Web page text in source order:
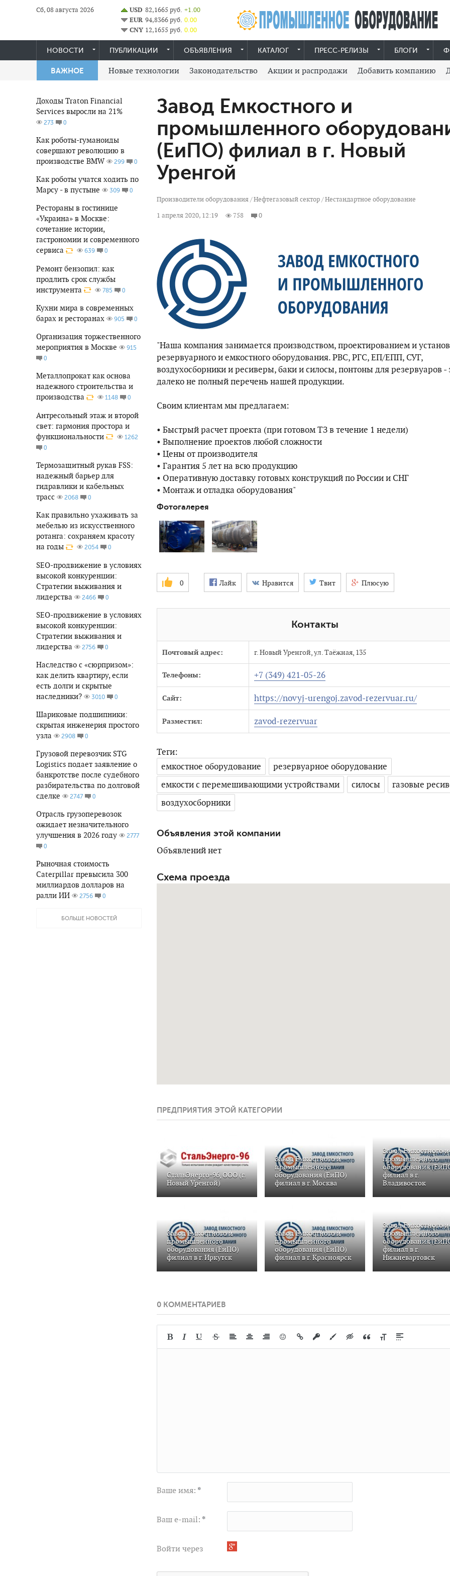
Сб, 08 августа 2026 USD 82,1665 руб. +1.00
EUR 94,8366 руб. 0.00
CNY 12,1655 руб. 0.00
НОВОСТИ ПУБЛИКАЦИИ ОБЪЯВЛЕНИЯ КАТАЛОГ ПРЕСС-РЕЛИЗЫ БЛОГИ
ВАЖНОЕ Новые технологии Законодательство Акции и распродажи Добавить компанию
Доходы Traton Financial
Services выросли на 21%
273 0
Как роботы-гуманоиды
совершают революцию в
производстве BMW
299 0
Как роботы учатся ходить по
Марсу - в пустыне
309 0
Рестораны в гостинице
«Украина» в Москве:
сочетание истории,
гастрономии и современного
сервиса
639 0
Ремонт бензопил: как
продлить срок службы
инструмента
785 0
Кухни мира в современных
барах и ресторанах
905 0
Организация торжественного
мероприятия в Москве
915
0
Металлопрокат как основа
надежного строительства и
производства
1148 0
Антресольный этаж и второй
свет: гармония простора и
функциональности
1262
0
Термозащитный рукав FSS:
надежный барьер для
гидравлики и кабельных
трасс
2068 0
Как правильно ухаживать за
мебелью из искусственного
ротанга: сохраняем красоту
на годы
2054 0
SEO-продвижение в условиях
высокой конкуренции:
Стратегии выживания и
лидерства
2466 0
SEO-продвижение в условиях
высокой конкуренции:
Стратегии выживания и
лидерства
2756 0
Наследство с «сюрпризом»:
как делить квартиру, если
есть долги и скрытые
наследники?
3010 0
Шариковые подшипники:
скрытая инженерия простого
узла
2908 0
Грузовой перевозчик STG
Logistics подает заявление о
банкротстве после судебного
разбирательства по долговой
сделке
2747 0
Отрасль грузоперевозок
ожидает незначительного
улучшения в 2026 году
2777
0
Рыночная стоимость
Caterpillar превысила 300
миллиардов долларов на
ралли ИИ
2756 0
БОЛЬШЕ НОВОСТЕЙ
Завод Емкостного и
промышленного
(ЕиПО) филиал в г. Новый
Уренгой
Производители оборудования/Нефтегазовый сектор/Нестандартное оборудование
1 апреля 2020, 12:19
758 0
"Наша компания занимается производством, проектированием и
резервуарного и емкостного оборудования. РВС, РГС, ЕП/ЕПП, СУГ,
воздухосборники и ресиверы, баки и силосы, понтоны для резервуаров -
далеко не полный перечень нашей продукции.
Своим клиентам мы предлагаем:
• Быстрый расчет проекта (при готовом ТЗ в течение 1 недели)
• Выполнение проектов любой сложности
• Цены от производителя
• Гарантия 5 лет на всю продукцию
• Оперативную доставку готовых конструкций по России и СНГ
• Монтаж и отладка оборудования"
Фотогалерея
0 Лайк Нравится Твит Плюсую
Контакты
Почтовый адрес: г. Новый Уренгой, ул. Таёжная, 135
Телефоны: +7 (349) 421-05-26
Сайт: https://novyj-urengoj.zavod-rezervuar.ru/
Разместил: zavod-rezervuar
Теги:
емкостное оборудование
резервуарное оборудование
емкости с перемешивающими устройствами
силосы
газовые
воздухосборники
Объявления этой компании
Объявлений нет
Схема проезда
ПРЕДПРИЯТИЯ ЭТОЙ КАТЕГОРИИ
СтальЭнерго-96, ООО (г.
Новый Уренгой)
Завод Емкостного и
промышленного
оборудования (ЕиПО)
филиал в г. Москва
Завод Емкостного и
промышленного
оборудования
филиал в г.
Владивосток
Завод Емкостного и
промышленного
оборудования (ЕиПО)
филиал в г. Иркутск
Завод Емкостного и
промышленного
оборудования (ЕиПО)
филиал в г. Красноярск
Завод Емкостного и
промышленного
оборудования
филиал в г.
Нижневартовск
0 КОММЕНТАРИЕВ
Ваше имя: *
Ваш e-mail: *
Войти через